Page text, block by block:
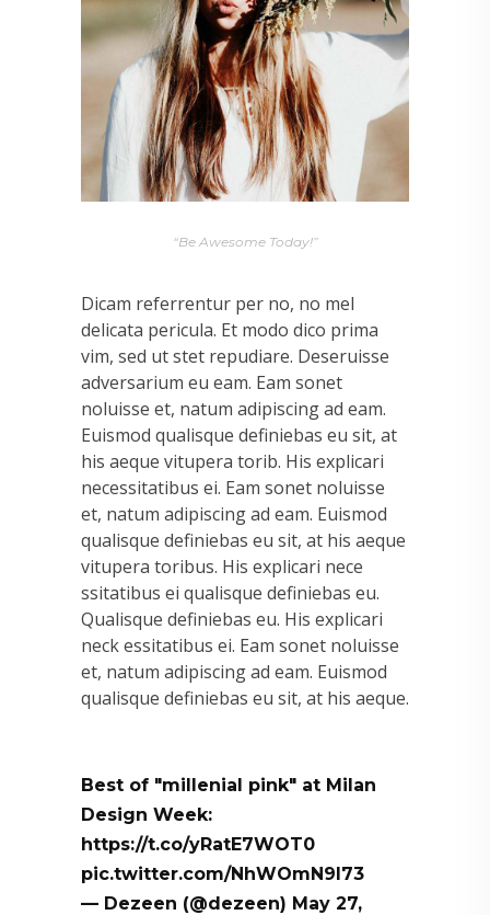
“Be Awesome Today!”
Dicam referrentur per no, no mel
delicata pericula. Et modo dico prima
vim, sed ut stet repudiare. Deseruisse
adversarium eu eam. Eam sonet
noluisse et, natum adipiscing ad eam.
Euismod qualisque definiebas eu sit, at
his aeque vitupera torib. His explicari
necessitatibus ei. Eam sonet noluisse
et, natum adipiscing ad eam. Euismod
qualisque definiebas eu sit, at his aeque
vitupera toribus. His explicari nece
ssitatibus ei qualisque definiebas eu.
Qualisque definiebas eu. His explicari
neck essitatibus ei. Eam sonet noluisse
et, natum adipiscing ad eam. Euismod
qualisque definiebas eu sit, at his aeque.
Best of "millenial pink" at Milan
Design Week:
https://t.co/yRatE7WOT0
pic.twitter.com/NhWOmN9l73
— Dezeen (@dezeen) May 27,